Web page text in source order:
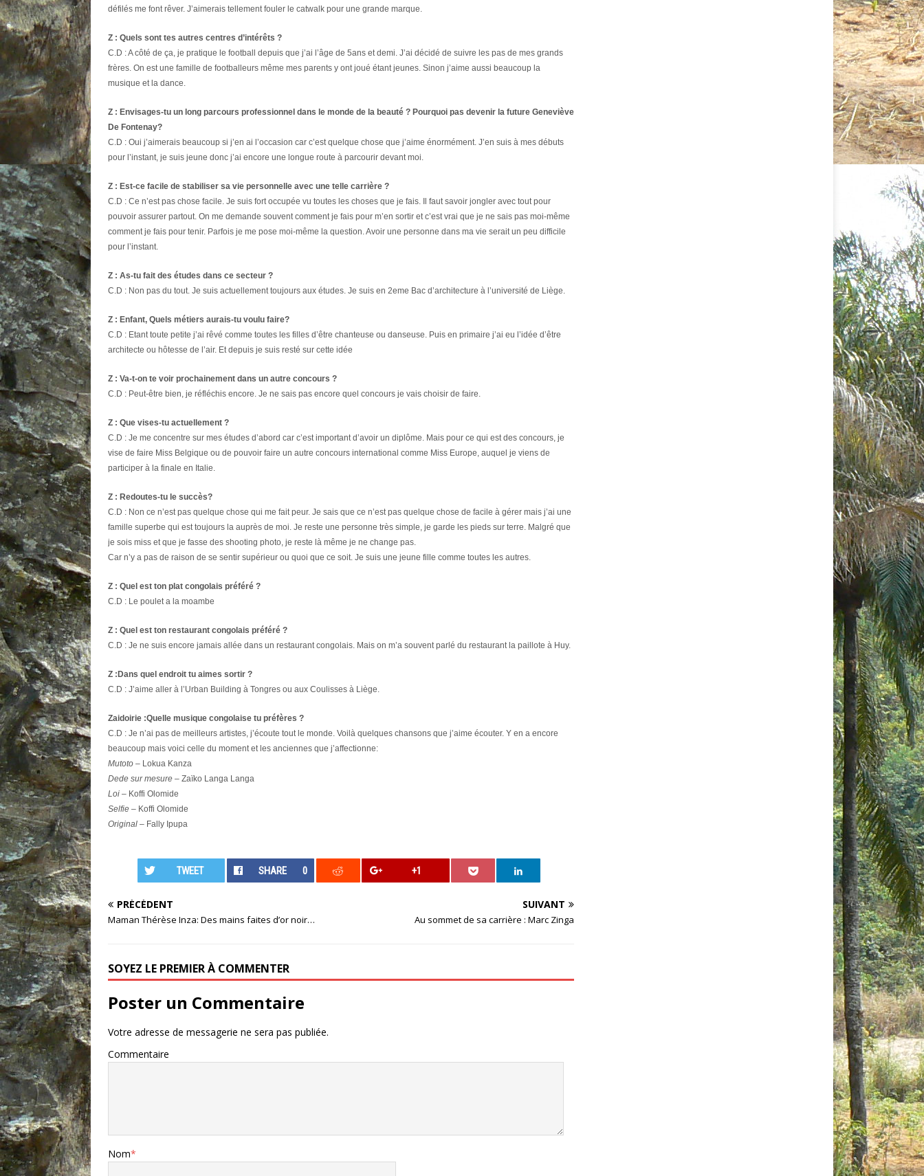
défilés me font rêver. J’aimerais tellement fouler le catwalk pour une grande marque.
Z : Quels sont tes autres centres d’intérêts ?
C.D : A côté de ça, je pratique le football depuis que j’ai l’âge de 5ans et demi. J’ai décidé de suivre les pas de mes grands
frères. On est une famille de footballeurs même mes parents y ont joué étant jeunes. Sinon j’aime aussi beaucoup la
musique et la dance.
Z : Envisages-tu un long parcours professionnel dans le monde de la beauté ? Pourquoi pas devenir la future Geneviève
De Fontenay?
C.D : Oui j’aimerais beaucoup si j’en ai l’occasion car c’est quelque chose que j’aime énormément. J’en suis à mes débuts
pour l’instant, je suis jeune donc j’ai encore une longue route à parcourir devant moi.
Z : Est-ce facile de stabiliser sa vie personnelle avec une telle carrière ?
C.D : Ce n’est pas chose facile. Je suis fort occupée vu toutes les choses que je fais. Il faut savoir jongler avec tout pour
pouvoir assurer partout. On me demande souvent comment je fais pour m’en sortir et c’est vrai que je ne sais pas moi-même
comment je fais pour tenir. Parfois je me pose moi-même la question. Avoir une personne dans ma vie serait un peu difficile
pour l’instant.
Z : As-tu fait des études dans ce secteur ?
C.D : Non pas du tout. Je suis actuellement toujours aux études. Je suis en 2eme Bac d’architecture à l’université de Liège.
Z : Enfant, Quels métiers aurais-tu voulu faire?
C.D : Etant toute petite j’ai rêvé comme toutes les filles d’être chanteuse ou danseuse. Puis en primaire j’ai eu l’idée d’être
architecte ou hôtesse de l’air. Et depuis je suis resté sur cette idée
Z : Va-t-on te voir prochainement dans un autre concours ?
C.D : Peut-être bien, je réfléchis encore. Je ne sais pas encore quel concours je vais choisir de faire.
Z : Que vises-tu actuellement ?
C.D : Je me concentre sur mes études d’abord car c’est important d’avoir un diplôme. Mais pour ce qui est des concours, je
vise de faire Miss Belgique ou de pouvoir faire un autre concours international comme Miss Europe, auquel je viens de
participer à la finale en Italie.
Z : Redoutes-tu le succès?
C.D : Non ce n’est pas quelque chose qui me fait peur. Je sais que ce n’est pas quelque chose de facile à gérer mais j’ai une
famille superbe qui est toujours la auprès de moi. Je reste une personne très simple, je garde les pieds sur terre. Malgré que
je sois miss et que je fasse des shooting photo, je reste là même je ne change pas.
Car n’y a pas de raison de se sentir supérieur ou quoi que ce soit. Je suis une jeune fille comme toutes les autres.
Z : Quel est ton plat congolais préféré ?
C.D : Le poulet a la moambe
Z : Quel est ton restaurant congolais préféré ?
C.D : Je ne suis encore jamais allée dans un restaurant congolais. Mais on m’a souvent parlé du restaurant la paillote à Huy.
Z :Dans quel endroit tu aimes sortir ?
C.D : J’aime aller à l’Urban Building à Tongres ou aux Coulisses à Liège.
Zaidoirie :Quelle musique congolaise tu préfères ?
C.D : Je n’ai pas de meilleurs artistes, j’écoute tout le monde. Voilà quelques chansons que j’aime écouter. Y en a encore
beaucoup mais voici celle du moment et les anciennes que j’affectionne:
Mutoto – Lokua Kanza
Dede sur mesure – Zaïko Langa Langa
Loi – Koffi Olomide
Selfie – Koffi Olomide
Original – Fally Ipupa
TWEET SHARE 0 +1
PRÉCÉDENT
Maman Thérèse Inza: Des mains faites d’or noir…
SUIVANT
Au sommet de sa carrière : Marc Zinga
SOYEZ LE PREMIER À COMMENTER
Poster un Commentaire
Votre adresse de messagerie ne sera pas publiée.
Commentaire
Nom*